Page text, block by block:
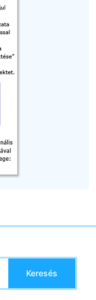
Keresés